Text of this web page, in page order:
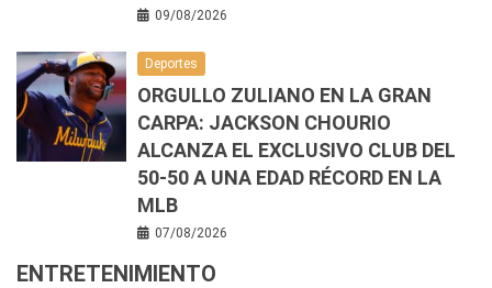
09/08/2026
Deportes
ORGULLO ZULIANO EN LA GRAN
CARPA: JACKSON CHOURIO
ALCANZA EL EXCLUSIVO CLUB DEL
50-50 A UNA EDAD RÉCORD EN LA
MLB
07/08/2026
ENTRETENIMIENTO